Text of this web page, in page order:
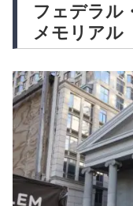
フェデラル
メモリアル